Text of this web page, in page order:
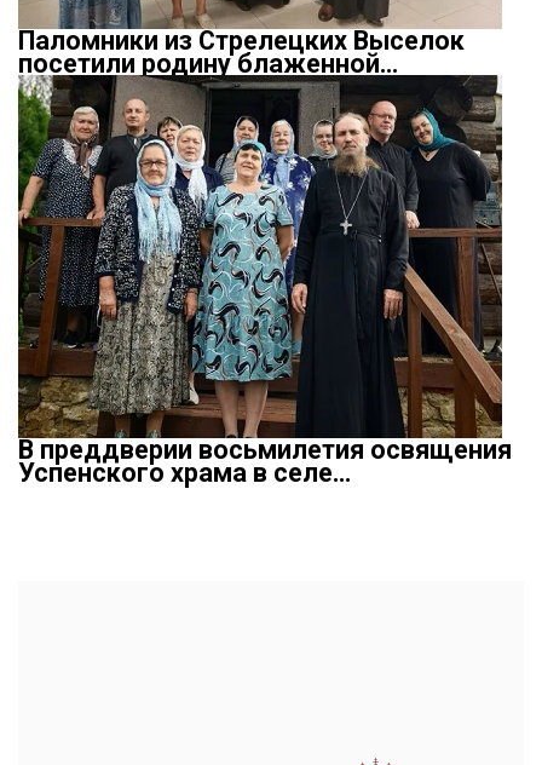
Паломники из Стрелецких Выселок
посетили родину блаженной…
В преддверии восьмилетия освящения
Успенского храма в селе…